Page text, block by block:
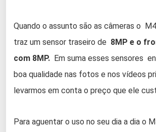
Quando o assunto são as câmeras o
traz um sensor traseiro de 8MP e o
com 8MP. Em suma esses sensores
boa qualidade nas fotos e nos vídeos
levarmos em conta o preço que ele
Para aguentar o uso no seu dia a dia o